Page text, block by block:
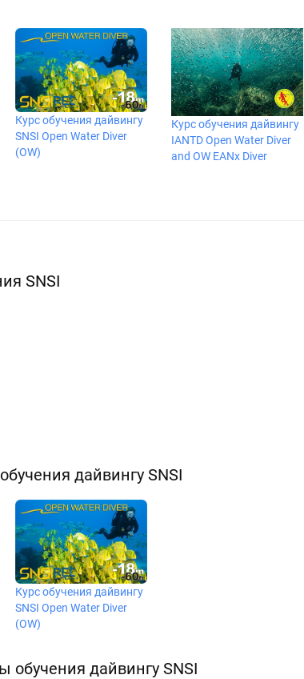
Курс обучения дайвингу
SNSI Open Water Diver
(OW)
Курс обучения дайвингу
IANTD Open Water Diver
and OW EANx Diver
SNSI
дайвингу SNSI
Курс обучения дайвингу
SNSI Open Water Diver
(OW)
обучения дайвингу SNSI